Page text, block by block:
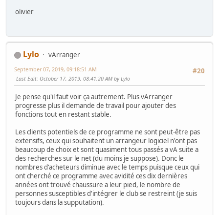
olivier
Lylo
vArranger
#20
September 07, 2019, 09:18:51 AM
Last Edit: October 17, 2019, 08:41:20 AM by Lylo
Je pense qu'il faut voir ça autrement. Plus vArranger
progresse plus il demande de travail pour ajouter des
fonctions tout en restant stable.
Les clients potentiels de ce programme ne sont peut-être pas
extensifs, ceux qui souhaitent un arrangeur logiciel n'ont pas
beaucoup de choix et sont quasiment tous passés a vA suite a
des recherches sur le net (du moins je suppose). Donc le
nombres d'acheteurs diminue avec le temps puisque ceux qui
ont cherché ce programme avec avidité ces dix dernières
années ont trouvé chaussure a leur pied, le nombre de
personnes susceptibles d'intégrer le club se restreint (je suis
toujours dans la supputation).